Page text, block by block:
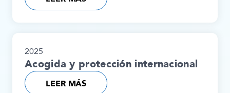
2025
Acogida y protección internacional
LEER MÁS